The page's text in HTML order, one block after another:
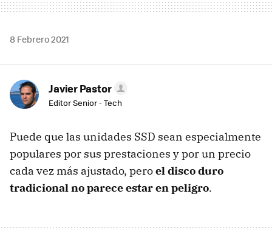
8 Febrero 2021
Javier Pastor
Editor Senior - Tech
Puede que las unidades SSD sean especialmente
populares por sus prestaciones y por un precio
cada vez más ajustado, peroel disco duro
tradicional no parece estar en peligro.